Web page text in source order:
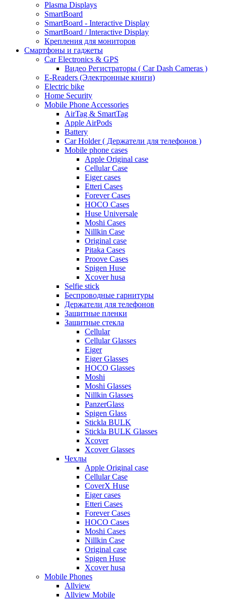
Plasma Displays
SmartBoard
SmartBoard - Interactive Display
SmartBoard / Interactive Display
Крепления для мониторов
Смартфоны и гаджеты
Car Electronics & GPS
Видео Регистраторы ( Car Dash Cameras )
E-Readers (Электронные книги)
Electric bike
Home Security
Mobile Phone Accessories
AirTag & SmartTag
Apple AirPods
Battery
Car Holder ( Держатели для телефонов )
Mobile phone cases
Apple Original case
Cellular Case
Eiger cases
Etteri Cases
Forever Cases
HOCO Cases
Huse Universale
Moshi Cases
Nillkin Case
Original case
Pitaka Cases
Proove Cases
Spigen Huse
Xcover husa
Selfie stick
Беспроводные гарнитуры
Держатели для телефонов
Защитные пленки
Защитные стекла
Cellular
Cellular Glasses
Eiger
Eiger Glasses
HOCO Glasses
Moshi
Moshi Glasses
Nillkin Glasses
PanzerGlass
Spigen Glass
Stickla BULK
Stickla BULK Glasses
Xcover
Xcover Glasses
Чехлы
Apple Original case
Cellular Case
CoverX Huse
Eiger cases
Etteri Cases
Forever Cases
HOCO Cases
Moshi Cases
Nillkin Case
Original case
Spigen Huse
Xcover husa
Mobile Phones
Allview
Allview Mobile